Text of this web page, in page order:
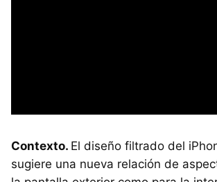
Contexto. El diseño filtrado del
sugiere una nueva relación de